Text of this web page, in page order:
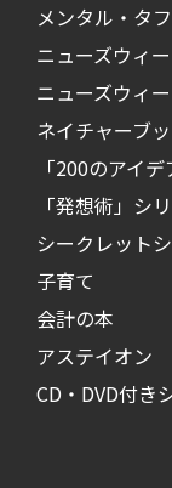
メンタル・タ
ニューズウィ
ニューズウィ
ネイチャーブ
「200のアイ
「発想術」シ
シークレット
子育て
会計の本
アステイオン
CD・DVD付き